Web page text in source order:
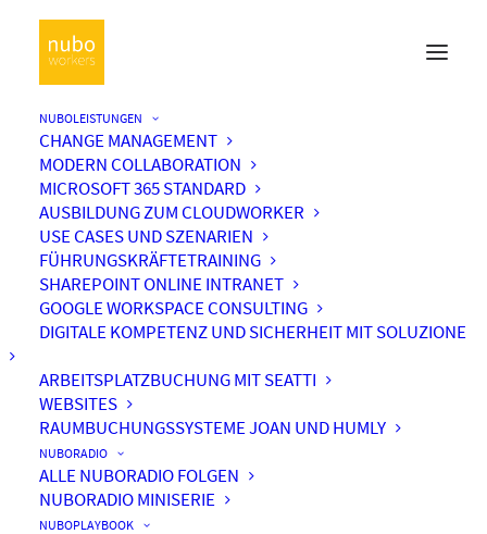
NUBOLEISTUNGEN
CHANGE MANAGEMENT
MODERN COLLABORATION
MICROSOFT 365 STANDARD
AUSBILDUNG ZUM CLOUDWORKER
USE CASES UND SZENARIEN
FÜHRUNGSKRÄFTETRAINING
SHAREPOINT ONLINE INTRANET
GOOGLE WORKSPACE CONSULTING
DIGITALE KOMPETENZ UND SICHERHEIT MIT SOLUZIONE
ARBEITSPLATZBUCHUNG MIT SEATTI
WEBSITES
RAUMBUCHUNGSSYSTEME JOAN UND HUMLY
NUBORADIO
ALLE NUBORADIO FOLGEN
NUBORADIO MINISERIE
NUBOPLAYBOOK